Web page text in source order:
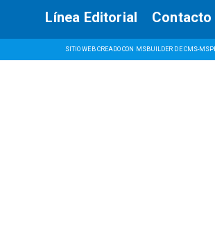
SITIO WEB CREADO CON MSBUILDER DE CMS-
Línea Editorial